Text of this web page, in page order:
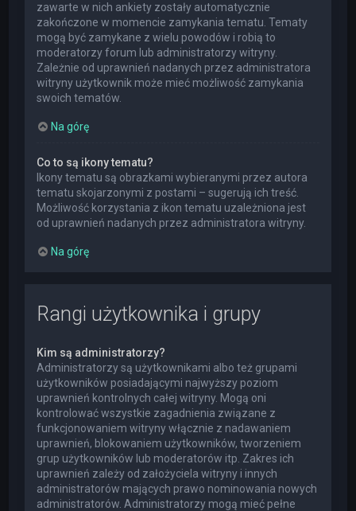
zawarte w nich ankiety zostały automatycznie
zakończone w momencie zamykania tematu. Tematy
mogą być zamykane z wielu powodów i robią to
moderatorzy forum lub administratorzy witryny.
Zależnie od uprawnień nadanych przez administratora
witryny użytkownik może mieć możliwość zamykania
swoich tematów.
Na górę
Co to są ikony tematu?
Ikony tematu są obrazkami wybieranymi przez autora
tematu skojarzonymi z postami – sugerują ich treść.
Możliwość korzystania z ikon tematu uzależniona jest
od uprawnień nadanych przez administratora witryny.
Na górę
Rangi użytkownika i grupy
Kim są administratorzy?
Administratorzy są użytkownikami albo też grupami
użytkowników posiadającymi najwyższy poziom
uprawnień kontrolnych całej witryny. Mogą oni
kontrolować wszystkie zagadnienia związane z
funkcjonowaniem witryny włącznie z nadawaniem
uprawnień, blokowaniem użytkowników, tworzeniem
grup użytkowników lub moderatorów itp. Zakres ich
uprawnień zależy od założyciela witryny i innych
administratorów mających prawo nominowania nowych
administratorów. Administratorzy mogą mieć pełne